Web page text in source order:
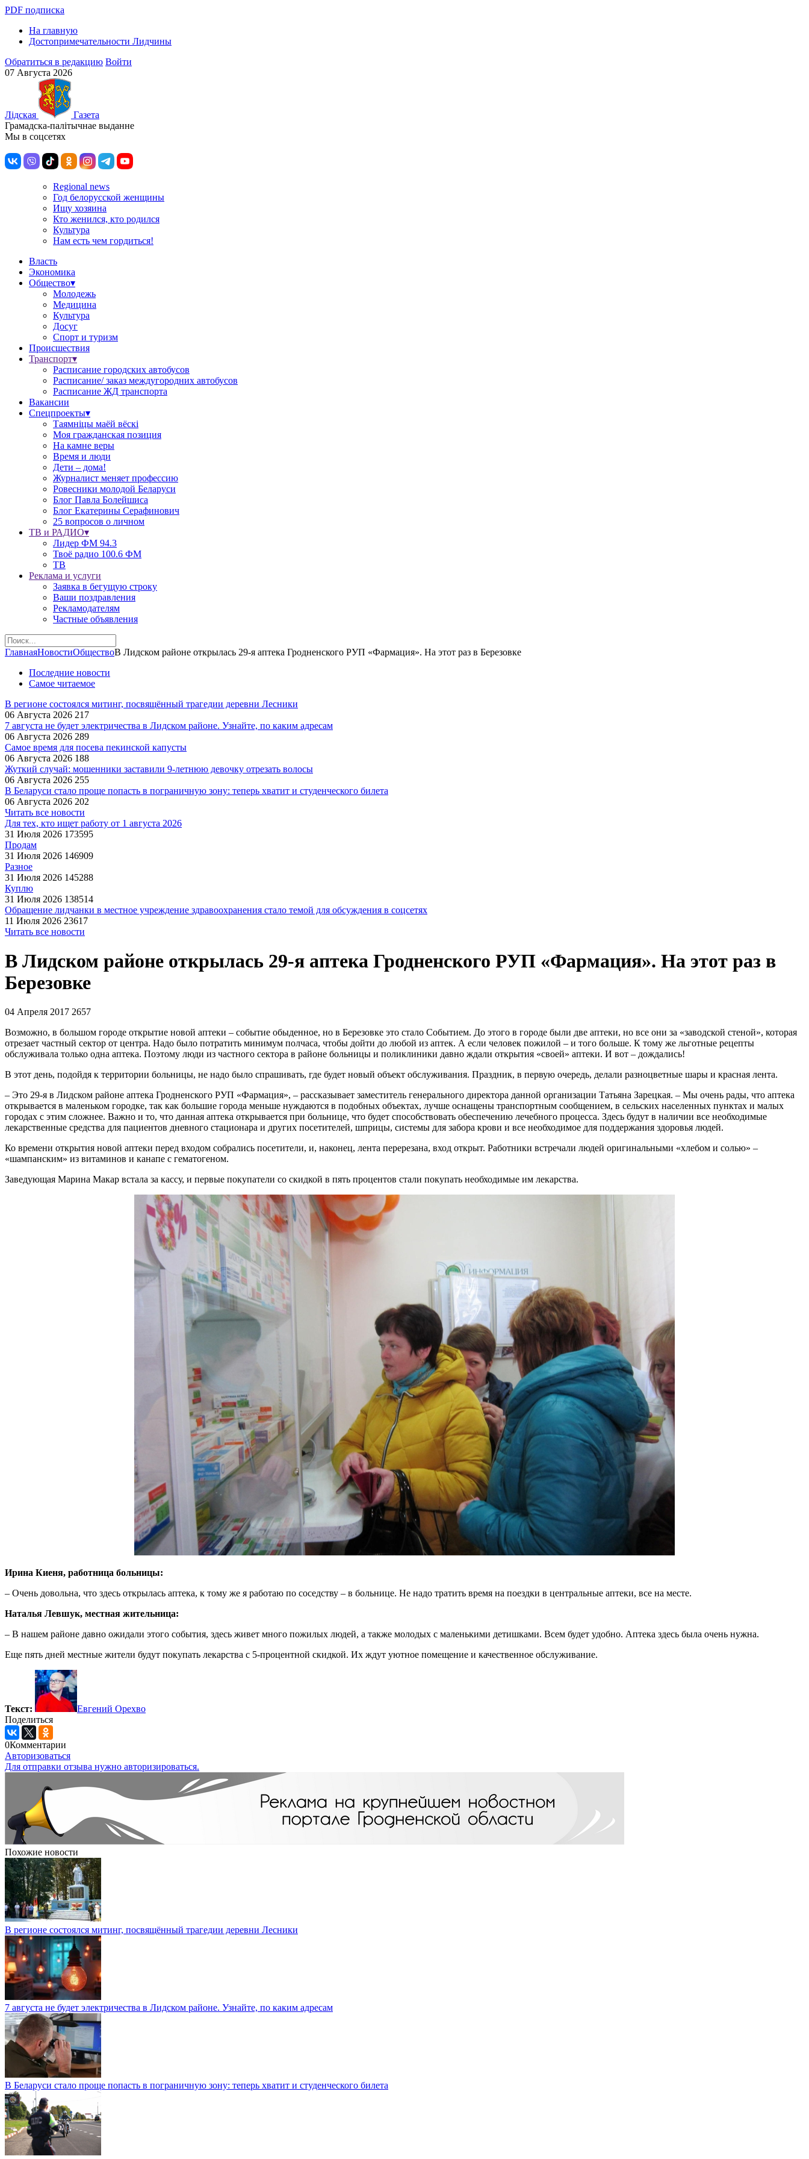
PDF подписка
На главную
Достопримечательности Лидчины
Обратиться в редакцию Войти
07 Августа 2026
Лiдская
Газета
Грамадска-палiтычнае выданне
Мы в соцсетях
Regional news
Год белорусской женщины
Ищу хозяина
Кто женился, кто родился
Культура
Нам есть чем гордиться!
Власть
Экономика
Общество▾
Молодежь
Медицина
Культура
Досуг
Спорт и туризм
Происшествия
Транспорт▾
Расписание городских автобусов
Расписание/ заказ междугородних автобусов
Расписание ЖД транспорта
Вакансии
Спецпроекты▾
Таямніцы маёй вёскі
Моя гражданская позиция
На камне веры
Время и люди
Дети – дома!
Журналист меняет профессию
Ровесники молодой Беларуси
Блог Павла Болейшиса
Блог Екатерины Серафинович
25 вопросов о личном
ТВ и РАДИО▾
Лидер ФМ 94.3
Твоё радио 100.6 ФМ
ТВ
Реклама и услуги
Заявка в бегущую строку
Ваши поздравления
Рекламодателям
Частные объявления
ГлавнаяНовостиОбществоВ Лидском районе открылась 29-я аптека Гродненского РУП «Фармация». На этот раз в Березовке
Последние новости
Самое читаемое
В регионе состоялся митинг, посвящённый трагедии деревни Лесники
06 Августа 2026 217
7 августа не будет электричества в Лидском районе. Узнайте, по каким адресам
06 Августа 2026 289
Самое время для посева пекинской капусты
06 Августа 2026 188
Жуткий случай: мошенники заставили 9‑летнюю девочку отрезать волосы
06 Августа 2026 255
В Беларуси стало проще попасть в пограничную зону: теперь хватит и студенческого билета
06 Августа 2026 202
Читать все новости
Для тех, кто ищет работу от 1 августа 2026
31 Июля 2026 173595
Продам
31 Июля 2026 146909
Разное
31 Июля 2026 145288
Куплю
31 Июля 2026 138514
Обращение лидчанки в местное учреждение здравоохранения стало темой для обсуждения в соцсетях
11 Июля 2026 23617
Читать все новости
В Лидском районе открылась 29-я аптека Гродненского РУП «Фармация». На этот раз в
Березовке
04 Апреля 2017 2657
Возможно, в большом городе открытие новой аптеки – событие обыденное, но в Березовке это стало Событием. До этого в городе были две аптеки, но все они за «заводской стеной», которая
отрезает частный сектор от центра. Надо было потратить минимум полчаса, чтобы дойти до любой из аптек. А если человек пожилой – и того больше. К тому же льготные рецепты
обслуживала только одна аптека. Поэтому люди из частного сектора в районе больницы и поликлиники давно ждали открытия «своей» аптеки. И вот – дождались!
В этот день, подойдя к территории больницы, не надо было спрашивать, где будет новый объект обслуживания. Праздник, в первую очередь, делали разноцветные шары и красная лента.
– Это 29-я в Лидском районе аптека Гродненского РУП «Фармация», – рассказывает заместитель генерального директора данной организации Татьяна Зарецкая. – Мы очень рады, что аптека
открывается в маленьком городке, так как большие города меньше нуждаются в подобных объектах, лучше оснащены транспортным сообщением, в сельских населенных пунктах и малых
городах с этим сложнее. Важно и то, что данная аптека открывается при больнице, что будет способствовать обеспечению лечебного процесса. Здесь будут в наличии все необходимые
лекарственные средства для пациентов дневного стационара и других посетителей, шприцы, системы для забора крови и все необходимое для поддержания здоровья людей.
Ко времени открытия новой аптеки перед входом собрались посетители, и, наконец, лента перерезана, вход открыт. Работники встречали людей оригинальными «хлебом и солью» –
«шампанским» из витаминов и канапе с гематогеном.
Заведующая Марина Макар встала за кассу, и первые покупатели со скидкой в пять процентов стали покупать необходимые им лекарства.
Ирина Киеня, работница больницы:
– Очень довольна, что здесь открылась аптека, к тому же я работаю по соседству – в больнице. Не надо тратить время на поездки в центральные аптеки, все на месте.
Наталья Левшук, местная жительница:
– В нашем районе давно ожидали этого события, здесь живет много пожилых людей, а также молодых с маленькими детишками. Всем будет удобно. Аптека здесь была очень нужна.
Еще пять дней местные жители будут покупать лекарства с 5-процентной скидкой. Их ждут уютное помещение и качественное обслуживание.
Текст:
Евгений Орехво
Поделиться
0Комментарии
Авторизоваться
Для отправки отзыва нужно авторизироваться.
Похожие новости
В регионе состоялся митинг, посвящённый трагедии деревни Лесники
7 августа не будет электричества в Лидском районе. Узнайте, по каким адресам
В Беларуси стало проще попасть в пограничную зону: теперь хватит и студенческого билета